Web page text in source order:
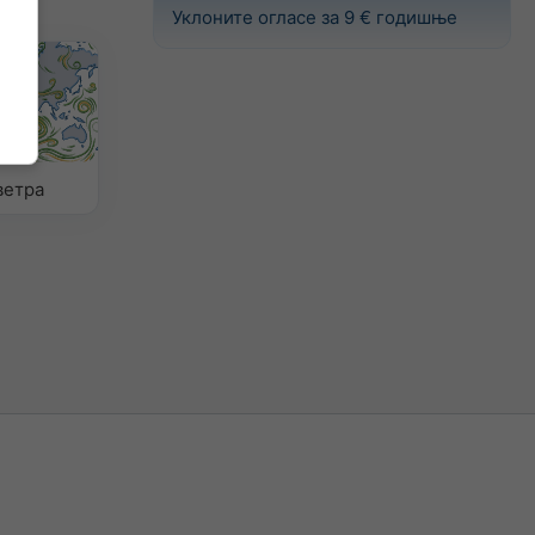
Уклоните огласе за 9 € годишње